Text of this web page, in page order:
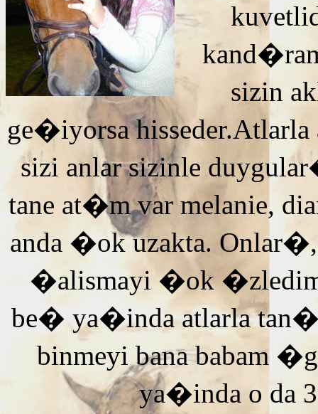
sizin
ge�iyorsa
sizi anlar sizinle
tane at�m var melanie,
anda �ok uzakta.
�alismayi �ok
be� ya�inda atlarla
binmeyi bana babam
ya�inda o da